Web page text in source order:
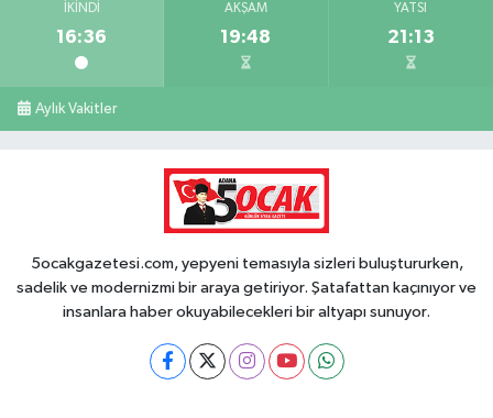
İKINDI
16:36
AKŞAM
19:48
YATSI
21:13
Aylık Vakitler
5ocakgazetesi.com, yepyeni temasıyla sizleri buluştururken,
sadelik ve modernizmi bir araya getiriyor. Şatafattan kaçınıyor ve
insanlara haber okuyabilecekleri bir altyapı sunuyor.